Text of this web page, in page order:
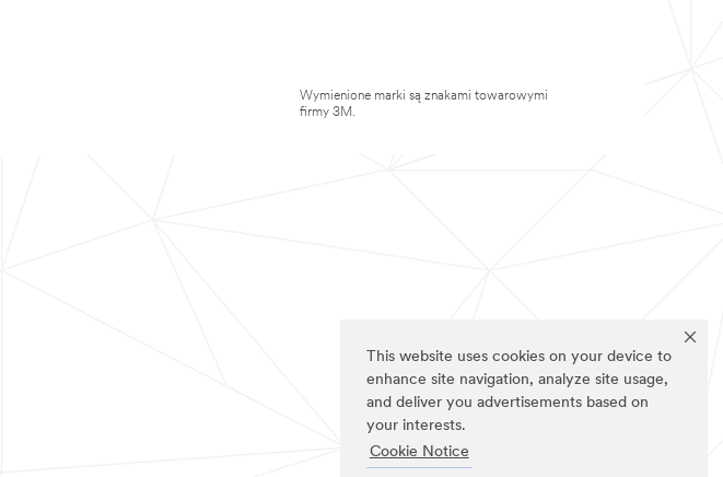
This website uses cookies on your device to
enhance site navigation, analyze site usage,
and deliver you advertisements based on
your interests.
Cookie Notice
Wymienione marki są znakami towarowymi
firmy 3M.